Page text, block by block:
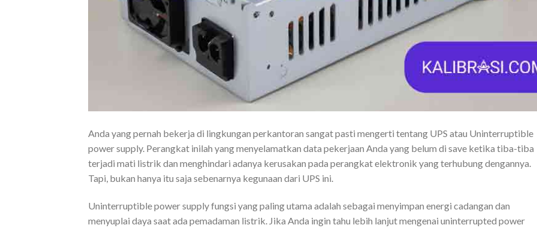
Anda yang pernah bekerja di lingkungan perkantoran sangat pasti mengerti tentang UPS atau Uninterruptible
power supply. Perangkat inilah yang menyelamatkan data pekerjaan Anda yang belum di save ketika tiba-tiba
terjadi mati listrik dan menghindari adanya kerusakan pada perangkat elektronik yang terhubung dengannya.
Tapi, bukan hanya itu saja sebenarnya kegunaan dari UPS ini.
Uninterruptible power supply fungsi yang paling utama adalah sebagai menyimpan energi cadangan dan
menyuplai daya saat ada pemadaman listrik. Jika Anda ingin tahu lebih lanjut mengenai uninterrupted power